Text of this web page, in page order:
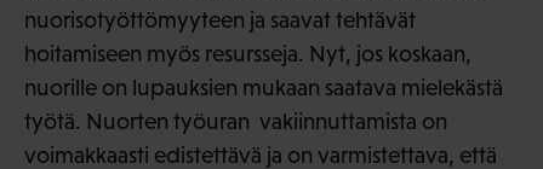
nuorisotyöttömyyteen ja saavat tehtävät
hoitamiseen myös resursseja. Nyt, jos koskaan,
nuorille on lupauksien mukaan saatava mielekästä
työtä. Nuorten työuran vakiinnuttamista on
voimakkaasti edistettävä ja on varmistettava, että